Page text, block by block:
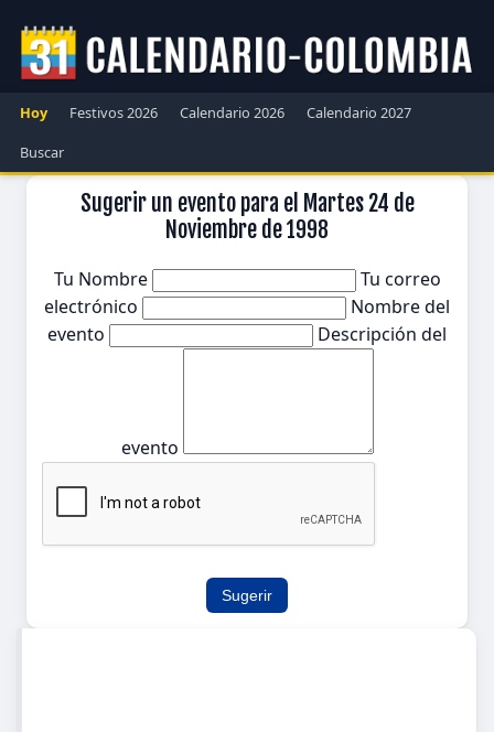
Hoy Festivos 2026 Calendario 2026
Calendario 2027
Buscar
Sugerir un evento para el Martes 24 de
Noviembre de 1998
Tu Nombre
Tu correo
electrónico
Nombre del
evento
Descripción del
evento
Sugerir